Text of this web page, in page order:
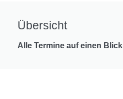
Übersicht
Alle Termine auf einen Blick